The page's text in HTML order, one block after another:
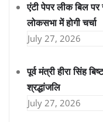
एंटी पेपर लीक बिल
लोकसभा में होगी चर्चा
July 27, 2026
पूर्व मंत्री हीरा सिंह
श्रद्धांजलि
July 27, 2026